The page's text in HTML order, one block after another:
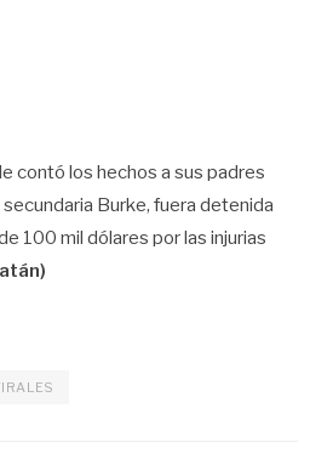
contó los hechos a sus padres
Burke, fuera detenida
100 mil dólares por las injurias